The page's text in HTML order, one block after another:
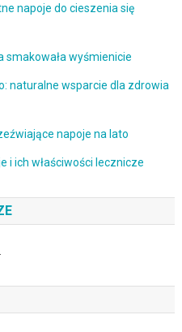
napoje do cieszenia się
smakowała wyśmienicie
naturalne wsparcie dla zdrowia
napoje na lato
i ich właściwości lecznicze